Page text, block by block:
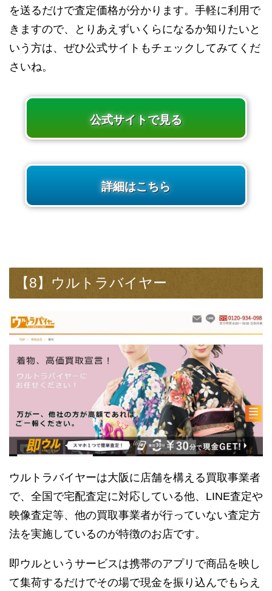
を送るだけで査定価格が分かります。手軽に利用で
きますので、とりあえずいくらになるか知りたいと
いう方は、ぜひ公式サイトもチェックしてみてくだ
さいね。
公式サイトで見る
詳細はこちら
【8】ウルトラバイヤー
ウルトラバイヤーは大阪に店舗を構える買取事業者
で、全国で宅配査定に対応している他、LINE査定や
映像査定等、他の買取事業者が行っていない査定方
法を実施しているのが特徴のお店です。
即ウルというサービスは携帯のアプリで商品を映し
て集荷するだけでその場で現金を振り込んでもらえ